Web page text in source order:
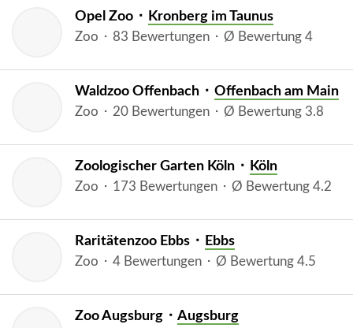
Opel Zoo ⬝ Kronberg im Taunus
Zoo ⬝ 83 Bewertungen ⬝ Ø Bewertung 4
Waldzoo Offenbach ⬝ Offenbach am Main
Zoo ⬝ 20 Bewertungen ⬝ Ø Bewertung 3.8
Zoologischer Garten Köln ⬝ Köln
Zoo ⬝ 173 Bewertungen ⬝ Ø Bewertung 4.2
Raritätenzoo Ebbs ⬝ Ebbs
Zoo ⬝ 4 Bewertungen ⬝ Ø Bewertung 4.5
Zoo Augsburg ⬝ Augsburg